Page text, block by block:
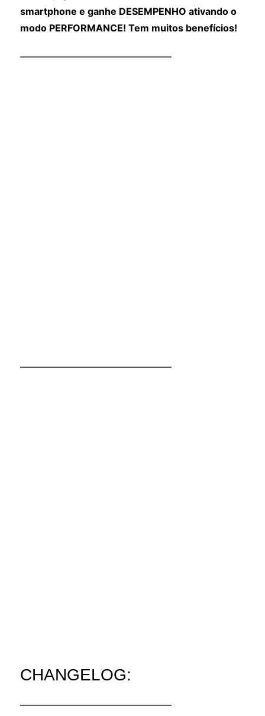
smartphone e ganhe DESEMPENHO ativando o
modo PERFORMANCE! Tem muitos benefícios!
————————————————
————————————————
CHANGELOG:
————————————————